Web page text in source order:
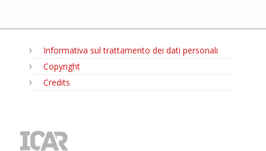
Informativa sul trattamento dei dati personali
Copyright
Credits